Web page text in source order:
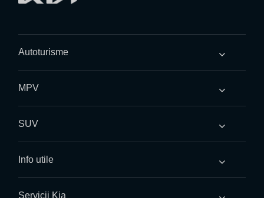
Autoturisme
MPV
SUV
Info utile
Servicii Kia